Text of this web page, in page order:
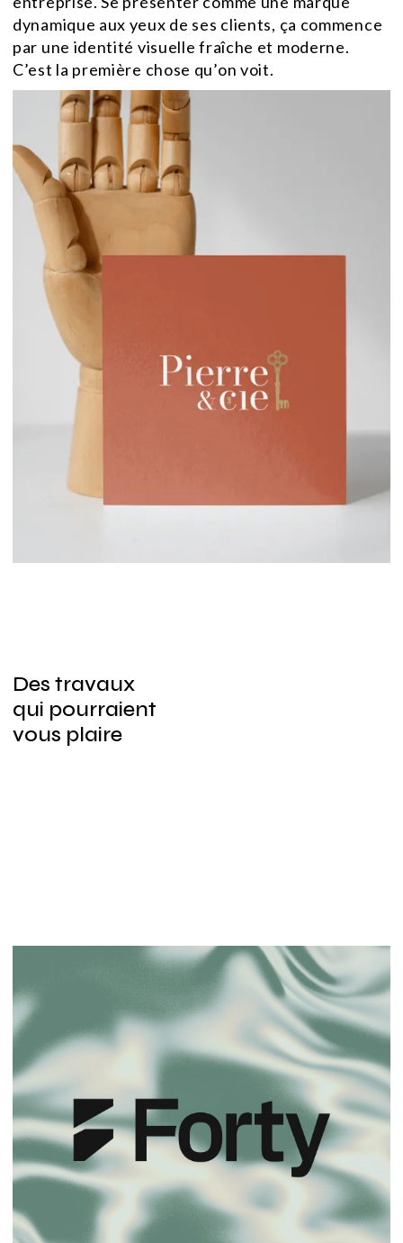
dynamique aux yeux de ses clients, ça commence
par une identité visuelle fraîche et moderne.
C’est la première chose qu’on voit.
Des travaux
qui pourraient
vous plaire